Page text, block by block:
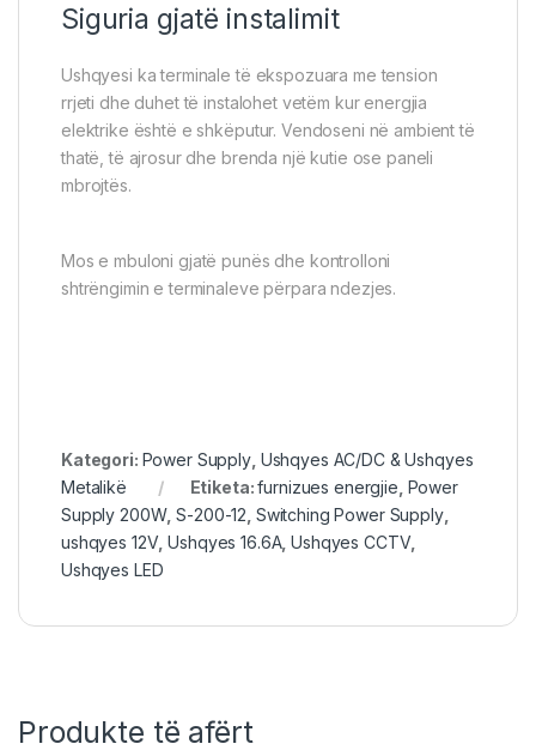
Siguria gjatë instalimit
Ushqyesi ka terminale të ekspozuara me tension
rrjeti dhe duhet të instalohet vetëm kur energjia
elektrike është e shkëputur. Vendoseni në ambient të
thatë, të ajrosur dhe brenda një kutie ose paneli
mbrojtës.
Mos e mbuloni gjatë punës dhe kontrolloni
shtrëngimin e terminaleve përpara ndezjes.
Kategori: Power Supply, Ushqyes AC/DC & Ushqyes
Metalikë
Etiketa:furnizues energjie Power
Supply 200W,S-200-12 Switching Power Supply,
ushqyes 12V,Ushqyes 16.6A,Ushqyes CCTV,
Ushqyes LED
Produkte të afërt